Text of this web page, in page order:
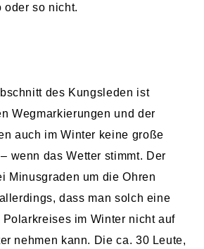
oder so nicht.
des Kungsleden ist
Wegmarkierungen und der
auch im Winter keine große
wenn das Wetter stimmt. Der
Minusgraden um die Ohren
dass man solch eine
im Winter nicht auf
nehmen kann. Die ca. 30 Leute,